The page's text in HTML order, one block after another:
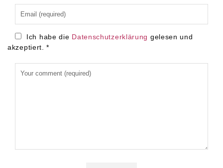
Ich habe die Datenschutzerklärung gelesen und
akzeptiert.
*